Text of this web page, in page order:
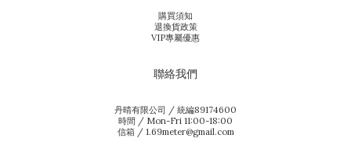
購買須知
退換貨政策
VIP專屬優惠
聯絡我們
丹晴有限公司 / 統編89174600
時間 / Mon-Fri 11:00-18:00
信箱 / 1.69meter@gmail.com